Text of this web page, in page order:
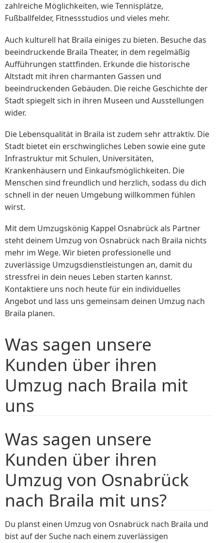
zahlreiche Möglichkeiten, wie Tennisplätze,
Fußballfelder, Fitnessstudios und vieles mehr.
Auch kulturell hat Braila einiges zu bieten. Besuche das
beeindruckende Braila Theater, in dem regelmäßig
Aufführungen stattfinden. Erkunde die historische
Altstadt mit ihren charmanten Gassen und
beeindruckenden Gebäuden. Die reiche Geschichte der
Stadt spiegelt sich in ihren Museen und Ausstellungen
wider.
Die Lebensqualität in Braila ist zudem sehr attraktiv. Die
Stadt bietet ein erschwingliches Leben sowie eine gute
Infrastruktur mit Schulen, Universitäten,
Krankenhäusern und Einkaufsmöglichkeiten. Die
Menschen sind freundlich und herzlich, sodass du dich
schnell in der neuen Umgebung willkommen fühlen
wirst.
Mit dem Umzugskönig Kappel Osnabrück als Partner
steht deinem Umzug von Osnabrück nach Braila nichts
mehr im Wege. Wir bieten professionelle und
zuverlässige Umzugsdienstleistungen an, damit du
stressfrei in dein neues Leben starten kannst.
Kontaktiere uns noch heute für ein individuelles
Angebot und lass uns gemeinsam deinen Umzug nach
Braila planen.
Was sagen unsere
Kunden über ihren
Umzug nach Braila mit
uns
Was sagen unsere
Kunden über ihren
Umzug von Osnabrück
nach Braila mit uns?
Du planst einen Umzug von Osnabrück nach Braila und
bist auf der Suche nach einem zuverlässigen